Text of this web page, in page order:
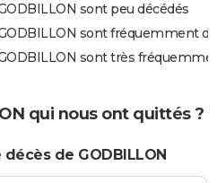
sont peu décédés
sont fréquemment
sont très
qui nous ont quittés ?
de GODBILLON